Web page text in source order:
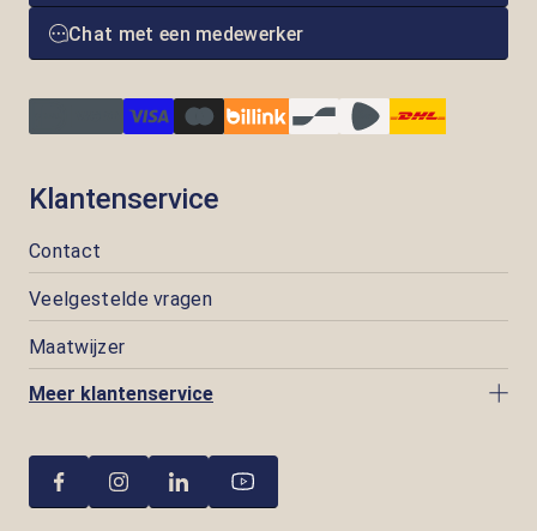
Chat met een medewerker
Klantenservice
Contact
Veelgestelde vragen
Maatwijzer
Meer klantenservice